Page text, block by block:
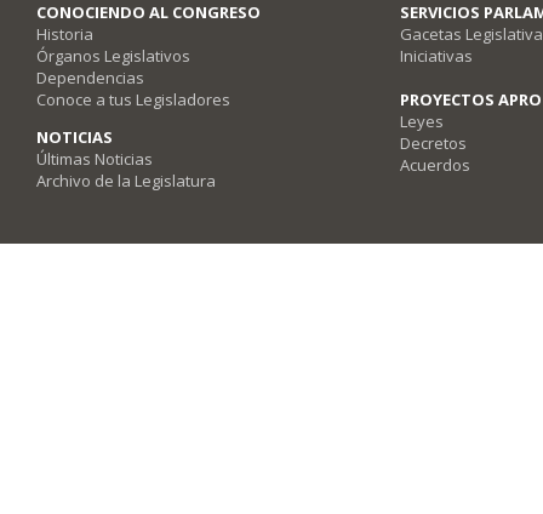
CONOCIENDO AL CONGRESO
Historia
Órganos Legislativos
Dependencias
Conoce a tus Legisladores
NOTICIAS
Últimas Noticias
Archivo de la Legislatura
SERVICIOS
Gacetas
Iniciativas
PROYECTOS
Leyes
Decretos
Acuerdos